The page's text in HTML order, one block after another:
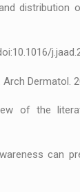
Dermatol.
the
can